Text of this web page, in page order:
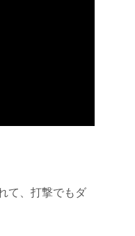
て、打撃でもダ